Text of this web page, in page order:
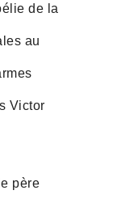
de la
au
Victor
père